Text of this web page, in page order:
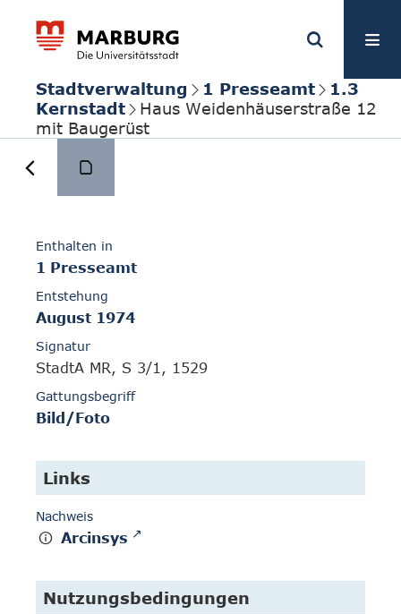
Stadtverwaltung 1 Presseamt
1.3
Kernstadt
Haus Weidenhäuserstraße 12
mit Baugerüst
Enthalten in
1 Presseamt
Entstehung
August 1974
Signatur
StadtA MR, S 3/1, 1529
Gattungsbegriff
Bild/Foto
Links
Nachweis
Arcinsys
Nutzungsbedingungen